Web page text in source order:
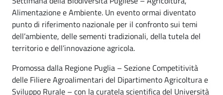
Alimentazione e Ambiente. Un evento ormai diventato
punto di riferimento nazionale per il confronto sui temi
dell’ambiente, delle sementi tradizionali, della tutela del
territorio e dell’innovazione agricola.
Promossa dalla Regione Puglia – Sezione Competitività
delle Filiere Agroalimentari del Dipartimento Agricoltura e
Sviluppo Rurale – con la curatela scientifica del Università